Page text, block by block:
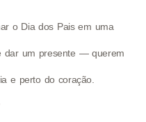
o Dia dos Pais em uma
dar um presente — querem
e perto do coração.